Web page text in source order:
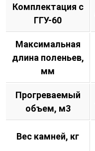
Комплектация с
ГГУ-60
Максимальная
длина поленьев,
мм
Прогреваемый
объем, м3
Вес камней, кг